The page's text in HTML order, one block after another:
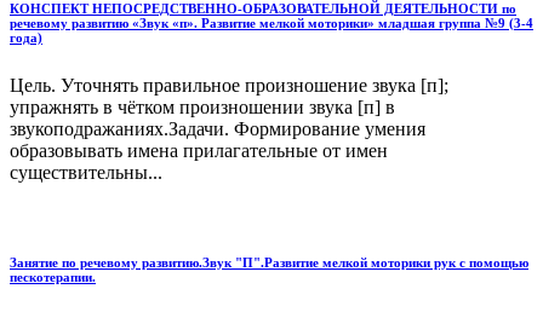
КОНСПЕКТ НЕПОСРЕДСТВЕННО-ОБРАЗОВАТЕЛЬНОЙ ДЕЯТЕЛЬНОСТИ по
речевому развитию «Звук «п». Развитие мелкой моторики» младшая группа №9 (3-4
года)
Цель. Уточнять правильное произношение звука [п];
упражнять в чётком про­изношении звука [п] в
звукоподражаниях.Задачи. Формирование умения
образовывать имена прилагательные от имен
существительны...
Занятие по речевому развитию.Звук "П".Развитие мелкой моторики рук с помощью
пескотерапии.